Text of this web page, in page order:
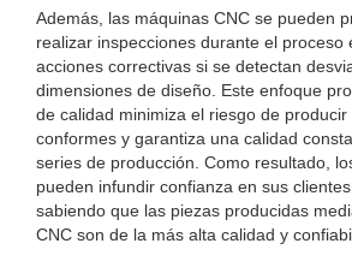
Además, las máquinas CNC se pueden
realizar inspecciones durante el proceso
acciones correctivas si se detectan
dimensiones de diseño. Este enfoque
de calidad minimiza el riesgo de producir
conformes y garantiza una calidad
series de producción. Como resultado,
pueden infundir confianza en sus
sabiendo que las piezas producidas
CNC son de la más alta calidad y